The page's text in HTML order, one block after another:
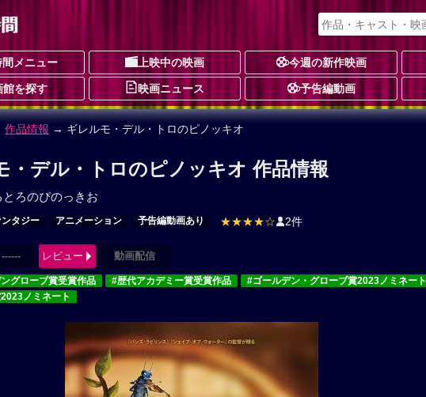
メニュー 上映中の映画 今週の新作映画
館を探す 映画ニュース 予告編動画
作品情報 → ギレルモ・デル・トロのピノッキオ
・デル・トロのピノッキオ 作品情報
とろのぴのっきお
ンタジー アニメーション 予告編動画あり ★★★★☆ 2件
------ レビュー 動画配信
グローブ賞受賞作品 #歴代アカデミー賞受賞作品
#ゴールデン・グローブ賞2023ノミネート
ノミネート